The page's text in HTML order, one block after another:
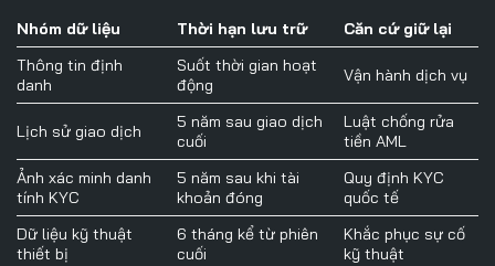
Nhóm dữ liệu Thời hạn lưu trữ
Căn cứ giữ lại
Thông tin định
danh
Suốt thời gian hoạt
động
Vận hành dịch vụ
Lịch sử giao dịch
5 năm sau giao dịch
cuối
Luật chống rửa
tiền AML
Ảnh xác minh danh
tính KYC
5 năm sau khi tài
khoản đóng
Quy định KYC
quốc tế
Dữ liệu kỹ thuật
thiết bị
6 tháng kể từ phiên
cuối
Khắc phục sự cố
kỹ thuật